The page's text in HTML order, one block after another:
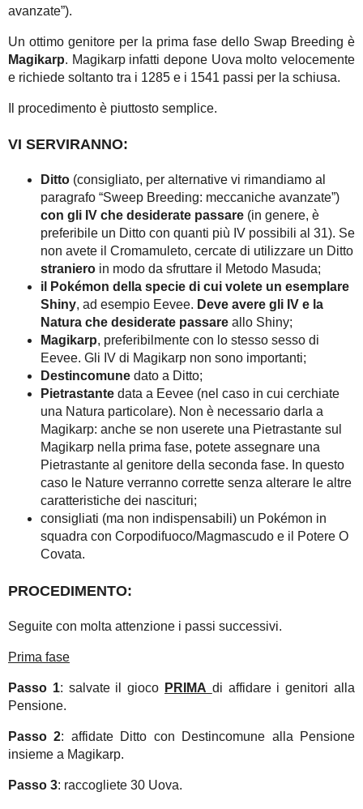
avanzate”).
Un ottimo genitore per la prima fase dello Swap Breeding è
Magikarp. Magikarp infatti depone Uova molto velocemente
e richiede soltanto tra i 1285 e i 1541 passi per la schiusa.
Il procedimento è piuttosto semplice.
VI SERVIRANNO:
Ditto (consigliato, per alternative vi rimandiamo al
paragrafo “Sweep Breeding: meccaniche avanzate”)
con gli IV che desiderate passare (in genere, è
preferibile un Ditto con quanti più IV possibili al 31). Se
non avete il Cromamuleto, cercate di utilizzare un Ditto
straniero in modo da sfruttare il Metodo Masuda;
il Pokémon della specie di cui volete un esemplare
Shiny, ad esempio Eevee. Deve avere gli IV e la
Natura che desiderate passare allo Shiny;
Magikarp, preferibilmente con lo stesso sesso di
Eevee. Gli IV di Magikarp non sono importanti;
Destincomune dato a Ditto;
Pietrastante data a Eevee (nel caso in cui cerchiate
una Natura particolare). Non è necessario darla a
Magikarp: anche se non userete una Pietrastante sul
Magikarp nella prima fase, potete assegnare una
Pietrastante al genitore della seconda fase. In questo
caso le Nature verranno corrette senza alterare le altre
caratteristiche dei nascituri;
consigliati (ma non indispensabili) un Pokémon in
squadra con Corpodifuoco/Magmascudo e il Potere O
Covata.
PROCEDIMENTO:
Seguite con molta attenzione i passi successivi.
Prima fase
Passo 1: salvate il gioco PRIMA di affidare i genitori alla
Pensione.
Passo 2: affidate Ditto con Destincomune alla Pensione
insieme a Magikarp.
Passo 3: raccogliete 30 Uova.